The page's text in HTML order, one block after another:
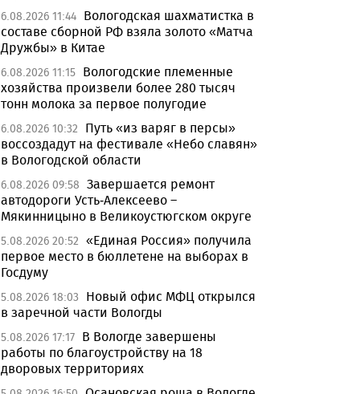
6.08.2026 11:44 Вологодская шахматистка в
составе сборной РФ взяла золото «Матча
Дружбы» в Китае
6.08.2026 11:15 Вологодские племенные
хозяйства произвели более 280 тысяч
тонн молока за первое полугодие
6.08.2026 10:32
Путь «из варяг в персы»
воссоздадут на фестивале «Небо славян»
в Вологодской области
6.08.2026 09:58 Завершается ремонт
автодороги Усть-Алексеево –
Мякинницыно в Великоустюгском округе
5.08.2026 20:52 «Единая Россия» получила
первое место в бюллетене на выборах в
Госдуму
5.08.2026 18:03
Новый офис МФЦ открылся
в заречной части Вологды
5.08.2026 17:17 В Вологде завершены
работы по благоустройству на 18
дворовых территориях